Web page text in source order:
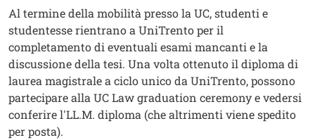
Testo
Al termine della mobilità presso la UC, studenti e
studentesse rientrano a UniTrento per il
completamento di eventuali esami mancanti e la
discussione della tesi. Una volta ottenuto il diploma di
laurea magistrale a ciclo unico da UniTrento, possono
partecipare alla UC Law graduation ceremony e vedersi
conferire l'LL.M. diploma (che altrimenti viene spedito
per posta).